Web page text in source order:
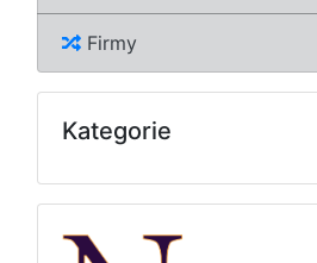
Firmy
Kategorie